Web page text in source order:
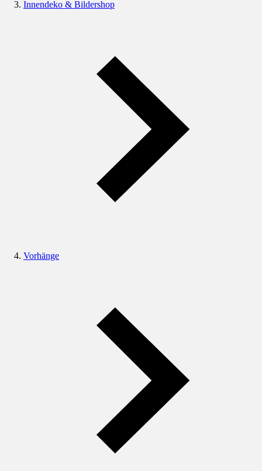
Innendeko & Bildershop
Vorhänge